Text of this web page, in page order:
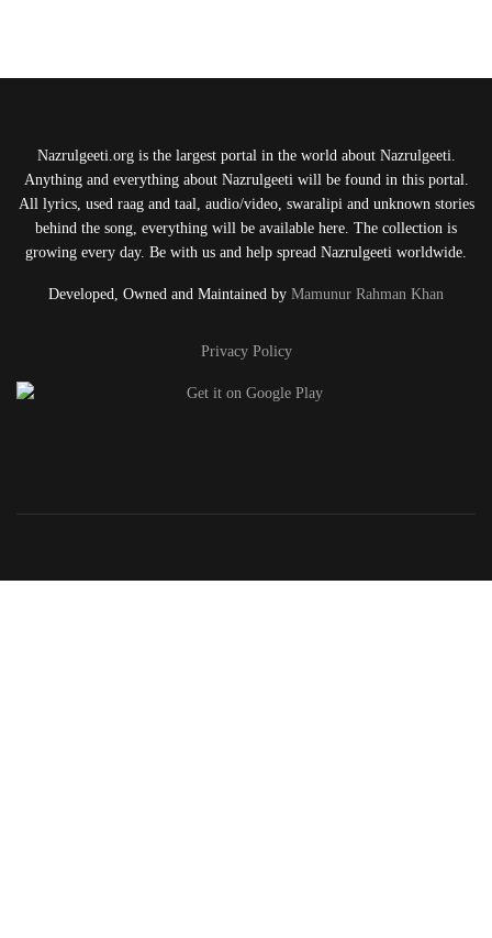
Nazrulgeeti.org is the largest portal in the world about Nazrulgeeti.
Anything and everything about Nazrulgeeti will be found in this portal.
All lyrics, used raag and taal, audio/video, swaralipi and unknown stories
behind the song, everything will be available here. The collection is
growing every day. Be with us and help spread Nazrulgeeti worldwide.
Developed, Owned and Maintained by Mamunur Rahman Khan
Privacy Policy